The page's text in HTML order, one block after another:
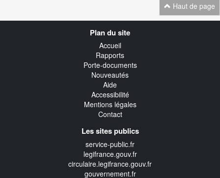
Haut de page
Plan du site
Accueil
Rapports
Porte-documents
Nouveautés
Aide
Accessibilité
Mentions légales
Contact
Les sites publics
service-public.fr
legifrance.gouv.fr
circulaire.legifrance.gouv.fr
gouvernement.fr